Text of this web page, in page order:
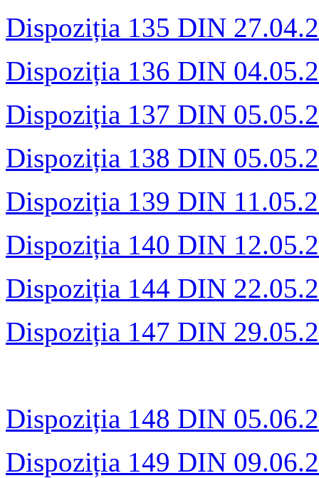
Dispoziția 135 DIN
Dispoziția 136 DIN
Dispoziția 137 DIN
Dispoziția 138 DIN
Dispoziția 139 DIN
Dispoziția 140 DIN
Dispoziția 144 DIN
Dispoziția 147 DIN
Dispoziția 148 DIN
Dispoziția 149 DIN